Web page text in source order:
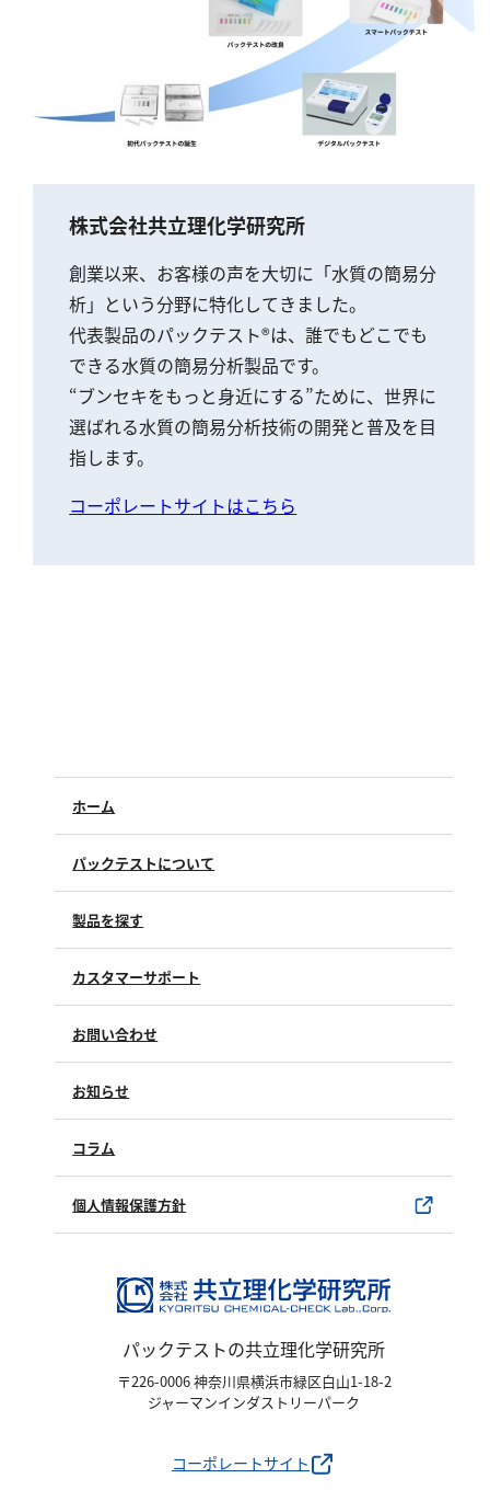
株式会社共立理化学研究所
創業以来、お客様の声を大切に「水質の簡易分
析」という分野に特化してきました。
代表製品のパックテスト®は、誰でもどこでも
できる水質の簡易分析製品です。
“ブンセキをもっと身近にする”ために、世界に
選ばれる水質の簡易分析技術の開発と普及を目
指します。
コーポレートサイトはこちら
ホーム
パックテストについて
製品を探す
カスタマーサポート
製品のご購入について
SDSについて
水銀使用製品について
該非判定書について
お問い合わせ
試薬サンプル
製品カタログ
お知らせ
コラム
個人情報保護方針
パックテストの共立理化学研究所
〒226-0006 神奈川県横浜市緑区白山1-18-2
ジャーマンインダストリーパーク
コーポレートサイト